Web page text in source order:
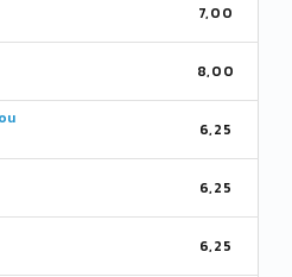
7,00
8,00
6,25
6,25
6,25